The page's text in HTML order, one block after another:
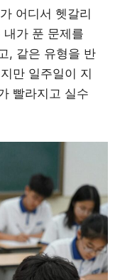
어디서 헷갈리
가 푼 문제를
, 같은 유형을 반
만 일주일이 지
빨라지고 실수